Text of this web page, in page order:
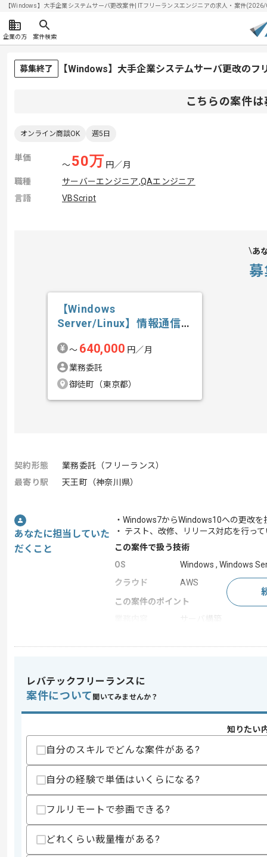
【Windows】大手企業システムサーバ更改案件| ITフリーランスエンジニアの求人・案件
企業の方 案件検索
募集終了 【Windows】大手企業システムサーバ更改のフ
こちらの案件
オンライン商談OK 週5日
単価
〜50万 円／月
職種
サーバーエンジニア,QAエンジニア
言語
VBScript
あ
【Windows
Server/Linux】情報通信業
〜 640,000 円／月
業務委託
御徒町（東京都）
契約形態
業務委託（フリーランス）
最寄り駅
天王町（神奈川県）
あなたに担当していた
だくこと
・Windows7からWindows10への更改を
・ テスト、改修、リリース対応を行っ
この案件で扱う技術
OS
Windows , Windows
クラウド
AWS
この案件のポイント
サーバ構築
スキル
・IT業界での実務経験2年以上
・Windowsサーバの知見
歓迎スキル
・Active DirectoryやAzureの経験
上記に似た経験やスキルをお持ちであれば申
精算・お支払い
精算条件
有
精算基準時間
レバテックフリーランスに
案件について 聞いてみませんか？
知りたい
自分のスキルでどんな案件がある?
自分の経験で単価はいくらになる?
フルリモートで参画できる?
どれくらい裁量権がある?